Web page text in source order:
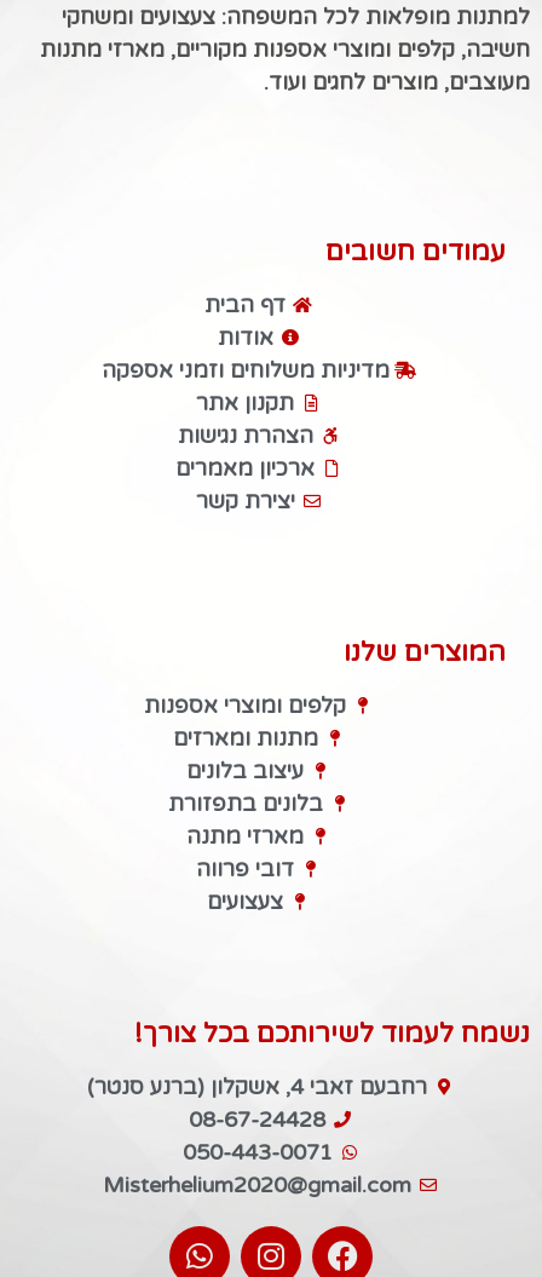
למתנות מופלאות לכל המשפחה: צעצועים ומשחקי
חשיבה, קלפים ומוצרי אספנות מקוריים, מארזי מתנות
מעוצבים, מוצרים לחגים ועוד.
עמודים חשובים
דף הבית
אודות
מדיניות משלוחים וזמני אספקה
תקנון אתר
הצהרת נגישות
ארכיון מאמרים
יצירת קשר
המוצרים שלנו
קלפים ומוצרי אספנות
מתנות ומארזים
עיצוב בלונים
בלונים בתפזורת
מארזי מתנה
דובי פרווה
צעצועים
נשמח לעמוד לשירותכם בכל צורך!
רחבעם זאבי 4, אשקלון (ברנע סנטר)
08-67-24428
050-443-0071
Misterhelium2020@gmail.com